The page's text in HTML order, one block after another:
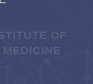
OF